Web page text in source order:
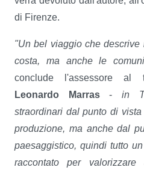
di Firenze.
"Un bel viaggio che
costa, ma anche le
conclude l'assessore al
Leonardo Marras-in
straordinari dal punto di
produzione, ma anche dal
paesaggistico, quindi tutto
raccontato per